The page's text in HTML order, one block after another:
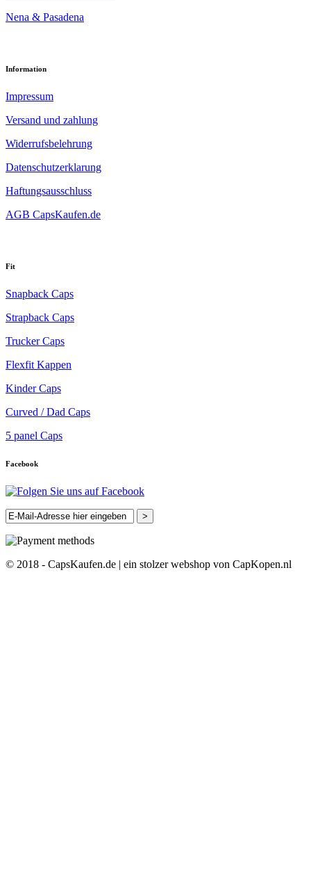
Nena & Pasadena
Information
Impressum
Versand und zahlung
Widerrufsbelehrung
Datenschutzerklarung
Haftungsausschluss
AGB CapsKaufen.de
Fit
Snapback Caps
Strapback Caps
Trucker Caps
Flexfit Kappen
Kinder Caps
Curved / Dad Caps
5 panel Caps
Facebook
>
© 2018 - CapsKaufen.de | ein stolzer webshop von CapKopen.nl